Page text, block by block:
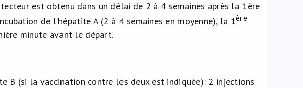
est obtenu dans un délai de 2 à 4 semaines après la 1ère
de l’hépatite A (2 à 4 semaines en moyenne), la 1ère
minute avant le départ.
B (si la vaccination contre les deux est indiquée): 2 injections